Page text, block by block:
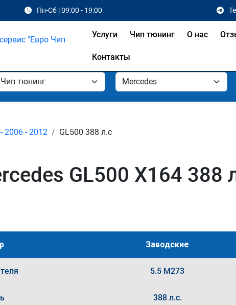
Пн-Сб | 09:00 - 19:00
Услуги Чип тюнинг О нас
Контакты
2006 - 2012 GL500 388 л.с
GL500 X164 388
Заводские
5.5 M273
388 л.с.